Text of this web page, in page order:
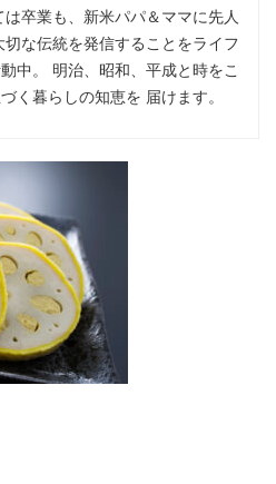
卒業も、新米パパ＆ママに先人
切な伝統を発信することをライフ
中。 明治、昭和、平成と時をこ
く暮らしの知恵を 届けます。